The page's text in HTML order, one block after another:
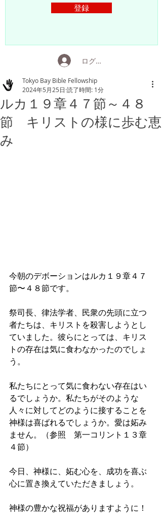
登録
ログイン
ルカ１９章４７節～４８
節 キリストの様に歩む恵
み
Tokyo Bay Bible Fellowship
2024年5月25日 読了時間: 1分
今朝のデボーションはルカ１９章４７
節〜４８節です。
祭司長、律法学者、民衆の先頭に立つ
者たちは、キリストを殺害しようとし
ていました。彼らにとっては、キリス
トの存在は気に食わなかったのでしょ
う。
私たちにとって気に食わない存在はい
るでしょうか。私たちがそのような
人々に対してどのように接することを
神様は喜ばれるでしょうか。愛は妬み
ません。（参照　第一コリント１３章
４節）
今日、神様に、妬む心を、成功を喜ぶ
心に置き換えていただきましょう。
神様の豊かな祝福がありますように！